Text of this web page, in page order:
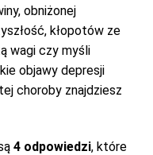
obniżonej
kłopotów ze
wagi czy myśli
objawy depresji
choroby znajdziesz
4 odpowiedzi, które